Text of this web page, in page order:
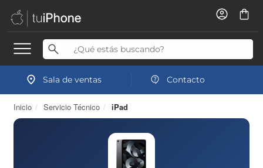
Sala de ventas Contacto
Inicio / Servicio Técnico / iPad